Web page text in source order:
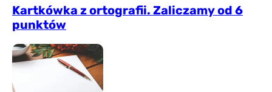
Kartkówka z ortografii. Zaliczamy od 6
punktów